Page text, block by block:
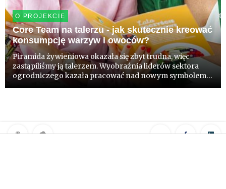
O PROJEKCIE
Core Team na talerzu - jak skutecznie kreować
konsumpcję warzyw i owoców?
Piramida żywieniowa okazała się zbyt trudna, więc
zastąpiliśmy ją talerzem. Wyobraźnia liderów sektora
ogrodniczego kazała pracować nad nowym symbolem